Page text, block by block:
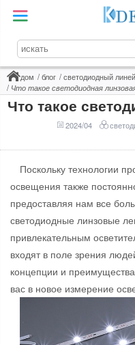
дом блог
светодиодный
Что такое светодиодная
Что такое
2024/04
Поскольку технологии
освещения также
предоставляя нам все
светодиодные линзовые
привлекательным
входят в поле зрения
концепции и
вас в новое измерение